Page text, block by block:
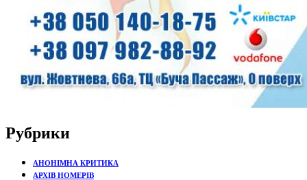
Рубрики
АНОНІМНА КРИТИКА
АРХІВ НОМЕРІВ